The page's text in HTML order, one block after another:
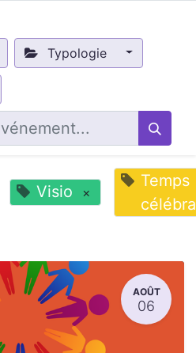
Typologie
Visio ×
Temps
AOÛT
06